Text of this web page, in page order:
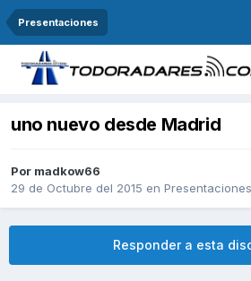
Presentaciones
uno nuevo desde Madrid
Por madkow66
29 de Octubre del 2015 en Presentaciones
Responder a esta